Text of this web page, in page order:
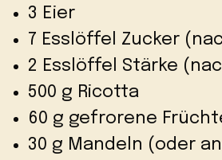
3 Eier
7 Esslöffel Zucker
2 Esslöffel Stärke
500 g Ricotta
60 g gefrorene
30 g Mandeln (oder